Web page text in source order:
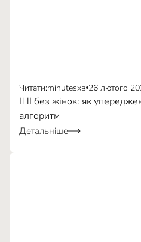
Читати:minutesхв 26 лютого
ШІ без жінок: як
алгоритм
Детальніше